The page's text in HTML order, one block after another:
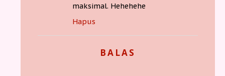
maksimal. Hehehehe
Hapus
BALAS